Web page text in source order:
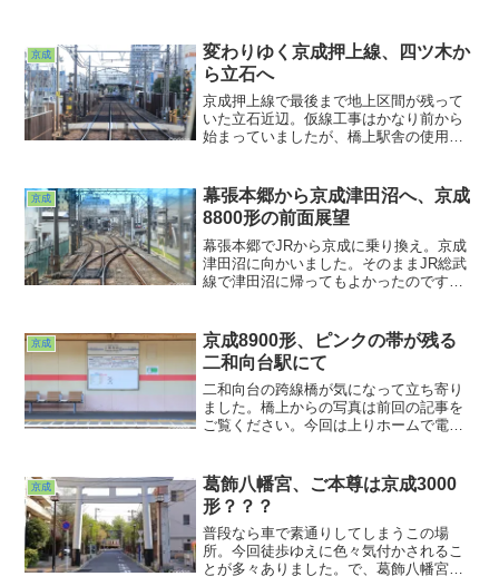
京成
変わりゆく京成押上線、四ツ木か
ら立石へ
京成押上線で最後まで地上区間が残って
いた立石近辺。仮線工事はかなり前から
始まっていましたが、橋上駅舎の使用が
立石の道中。下り線方に仮線を敷いて上
り線から高架化していくようですね。過
渡期の光景、残しておかねば。というこ
とであと何回か続きます。
京成
幕張本郷から京成津田沼へ、京成
8800形の前面展望
幕張本郷でJRから京成に乗り換え。京成
津田沼に向かいました。そのままJR総武
線で津田沼に帰ってもよかったのです
り上げましたが、JR津田沼駅と京成津田
沼駅はかなり離れているんですよ。
京成
京成8900形、ピンクの帯が残る
二和向台駅にて
二和向台の跨線橋が気になって立ち寄り
ました。橋上からの写真は前回の記事を
ご覧ください。今回は上りホームで電車
の駅です。上りホームに立つと自然と下
りホームの様子が目に入ってきました。
京成
葛飾八幡宮、ご本尊は京成3000
形？？？
普段なら車で素通りしてしまうこの場
所。今回徒歩ゆえに色々気付かされるこ
とが多々ありました。で、葛飾八幡宮の